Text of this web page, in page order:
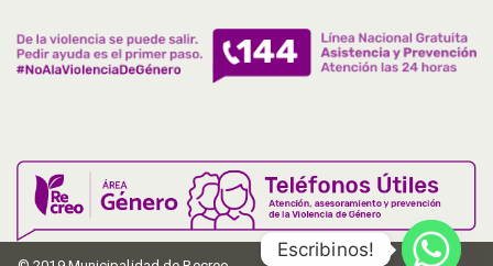
Escribinos!